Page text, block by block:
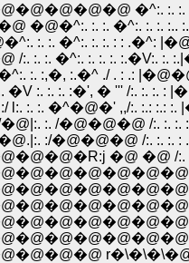
�^:. :. :. :.
�@�^:. :. :. �^:. :. :. :..
:. :. �^:. :. :. : : .�^:
:. :. �^:. :. :. :. :.�V:. :.
:. :,�, :.�^ ./ . : .:
:. :. :. :�', � ''' /:. :. :. :
:. :. �^�@�' ,,/:. :.: :.:
:. /�@�@�@ /:. :. :.
:/�@�@�@ /:. :. :. :